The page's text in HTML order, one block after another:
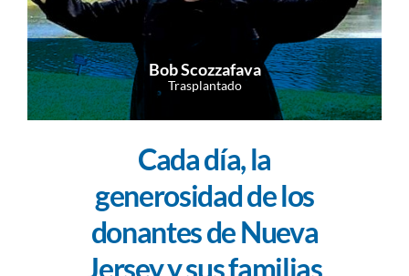
Bob Scozzafava
Trasplantado
Cada día, la
generosidad de los
donantes de Nueva
Jersey y sus familias